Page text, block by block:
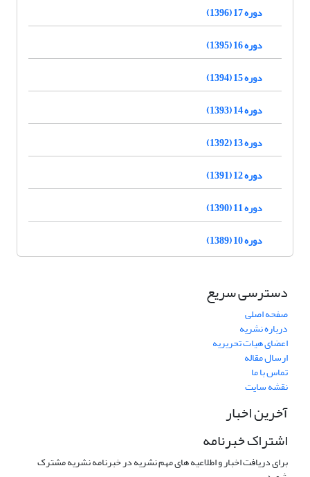
دوره 17 (1396)
دوره 16 (1395)
دوره 15 (1394)
دوره 14 (1393)
دوره 13 (1392)
دوره 12 (1391)
دوره 11 (1390)
دوره 10 (1389)
دسترسی سریع
صفحه اصلی
درباره نشریه
اعضای هیات تحریریه
ارسال مقاله
تماس با ما
نقشه سایت
آخرین اخبار
اشتراک خبرنامه
برای دریافت اخبار و اطلاعیه های مهم نشریه در خبرنامه نشریه مشترک